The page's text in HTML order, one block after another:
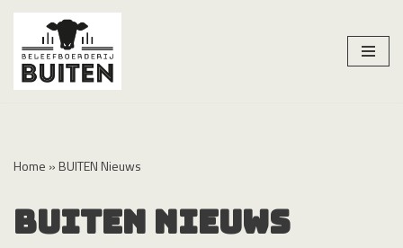
Meteen
naar
de
Home » BUITEN Nieuws
BUITEN Nieuws